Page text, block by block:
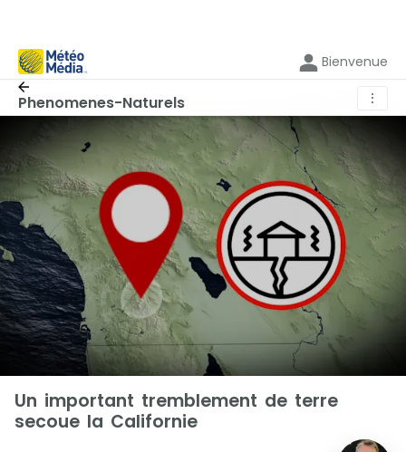
Bienvenue
Phenomenes-Naturels ⋮
Un important tremblement de terre
secoue la Californie